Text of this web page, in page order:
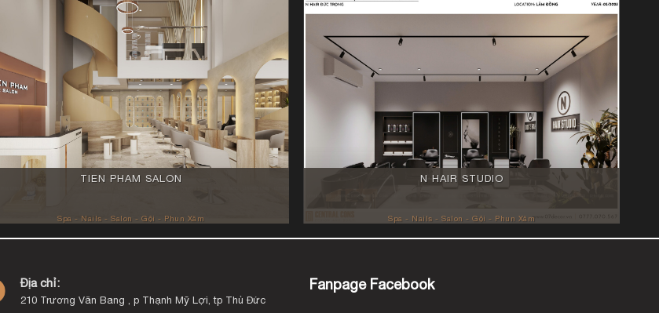
TIEN PHAM SALON
Spa - Nails - Salon - Gội - Phun Xăm
N HAIR STUDIO
Spa - Nails - Salon - Gội - Phun Xăm
Địa chỉ:
210 Trương Văn Bang , p Thạnh Mỹ Lợi, tp Thủ Đức
Fanpage Facebook